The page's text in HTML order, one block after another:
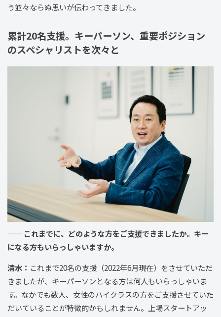
う並々ならぬ思いが伝わってきました。
累計20名支援。キーパーソン、重要ポジション
のスペシャリストを次々と
—— これまでに、どのような方をご支援できましたか。キー
になる方もいらっしゃいますか。
清水： これまで20名の支援（2022年6月現在）をさせていただ
きましたが、キーパーソンとなる方は何人もいらっしゃいま
す。なかでも数人、女性のハイクラスの方をご支援させていた
だいていることが特徴的かもしれません。上場スタートアッ